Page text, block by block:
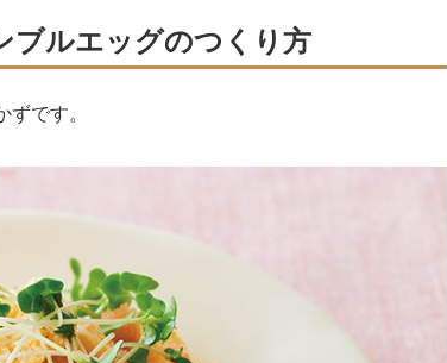
ブルエッグのつくり方
です。